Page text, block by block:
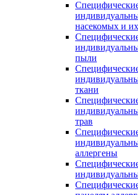
насекомых и
пыли
ткани
трав
аллергены